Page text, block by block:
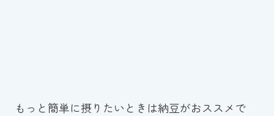
もっと簡単に摂りたいときは納豆がおススメで